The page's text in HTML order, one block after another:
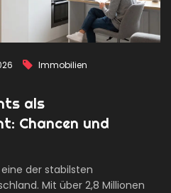
Immobilien
als
Chancen und
der stabilsten
Mit über 2,8 Millionen